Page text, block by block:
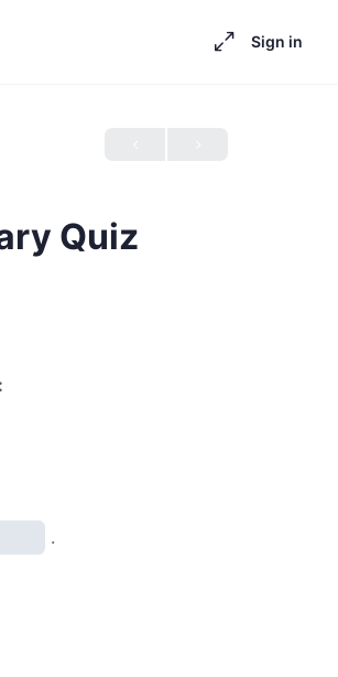
Sign in
Quiz
.